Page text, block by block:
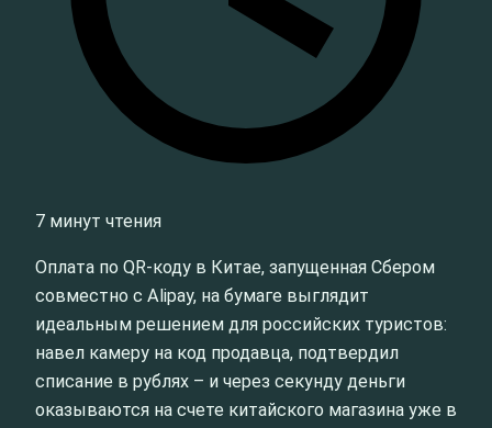
7 минут чтения
Оплата по QR-коду в Китае, запущенная Сбером
совместно с Alipay, на бумаге выглядит
идеальным решением для российских туристов:
навел камеру на код продавца, подтвердил
списание в рублях – и через секунду деньги
оказываются на счете китайского магазина уже в